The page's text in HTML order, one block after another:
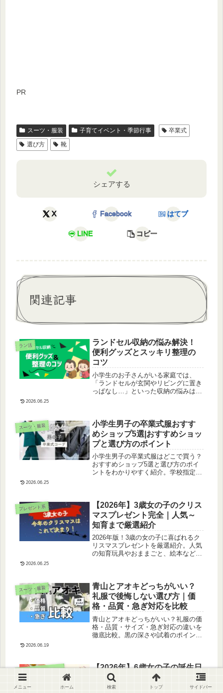
PR
スーツ・服装 子育てイベント・季節行事
卒業式
選び方
靴
シェアする
X Facebook はてブ
LINE コピー
関連記事
ラン活
ランドセル収納の悩み解決！
便利グッズとスッキリ整理の
コツ
小学生のお子さんがいる家庭では、
「ランドセルが玄関やリビングに置き
っぱなし…」といった収納の悩みはあ
2026.06.25
スーツ・服装
小学生男子の卒業式服おすす
めショップ5選|おすすめショッ
プと選び方のポイント
小学生男子の卒業式服はどこで買う？
おすすめショップ5選と選び方のポイ
ントをわかりやすく紹介。学校指定の
2026.06.25
プレゼント系
【2026年】3歳女の子のクリス
マスプレゼント完全｜人気～
知育まで厳選紹介
2026年版！3歳の女の子に喜ばれるク
リスマスプレゼントを厳選紹介。人気
の知育玩具やおままごと、絵本など、
2026.06.25
スーツ・服装
青山とアオキどっちがいい？
礼服で後悔しない選び方｜価
格・品質・急ぎ対応を比較
青山とアオキどっちがいい？礼服の価
格・品質・サイズ・急ぎ対応の違いを
徹底比較。黒の深さや試着のポイン
2026.06.19
子育てイベント・季節行事
【2026年】6歳女の子の誕生日
プレゼント|おもちゃ以外で喜
ばれるモノ
メニュー ホーム 検索 トップ サイドバー